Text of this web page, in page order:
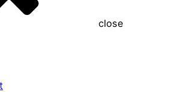
close